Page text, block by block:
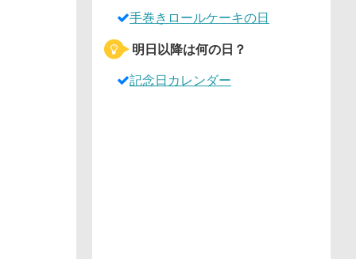
手巻きロールケーキの日
明日以降は何の日？
記念日カレンダー